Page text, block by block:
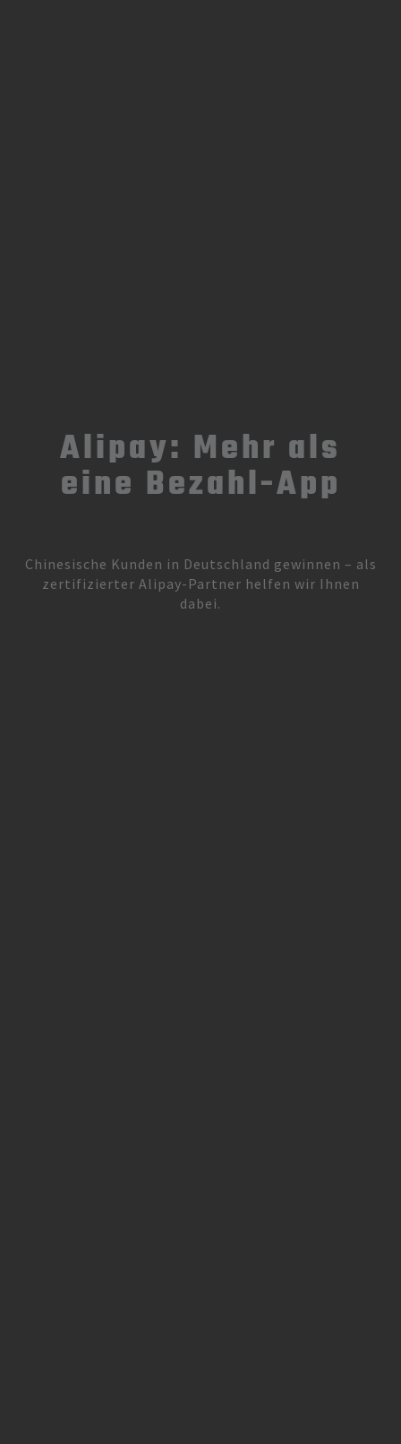
Alipay: Mehr als
eine Bezahl-App
Chinesische Kunden in Deutschland gewinnen – als
zertifizierter Alipay-Partner helfen wir Ihnen
dabei.